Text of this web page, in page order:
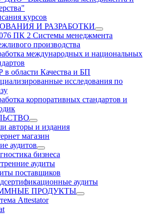
курсов
И РАЗРАБОТКИ
ПК 2 Системы менеджмента
производства
международных и национальных
области Качества и БП
исследования по
корпоративных стандартов и
авторы и издания
магазин
аудитов
бизнеса
аудиты
поставщиков
аудиты
ПРОДУКТЫ
Attestator